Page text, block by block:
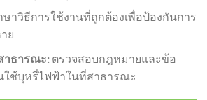
าวิธีการใช้งานที่ถูกต้องเพื่อป้องกันการ
ย
าธารณะ:ตรวจสอบกฎหมายและข้อ
ช้บุหรี่ไฟฟ้าในที่สาธารณะ